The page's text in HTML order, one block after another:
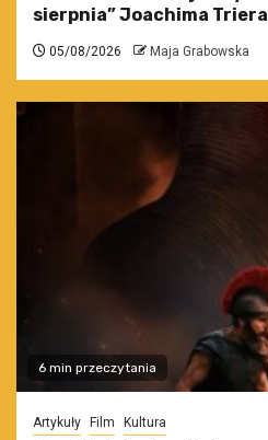
sierpnia” Joachima Triera
05/08/2026 Maja Grabowska
6 min przeczytania
Artykuły Film Kultura